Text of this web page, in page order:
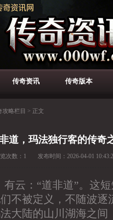
传奇资讯 传奇版本
攻略栏目 > 正文
道，玛法独行客的传奇
次数： 1 发布时间： 2026-04-01
有云：“道非道”。这
不被定义，不随波逐
大陆的山川湖海之间